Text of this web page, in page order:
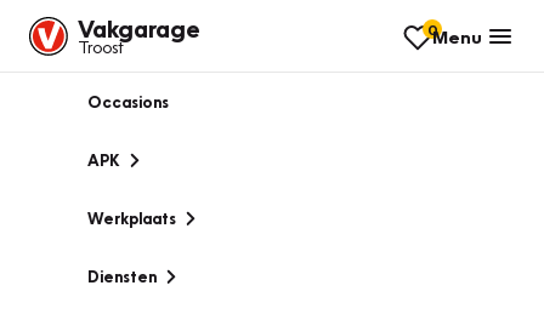
Vakgarage
Troost
0Menu
Occasions
APK
Werkplaats
Diensten